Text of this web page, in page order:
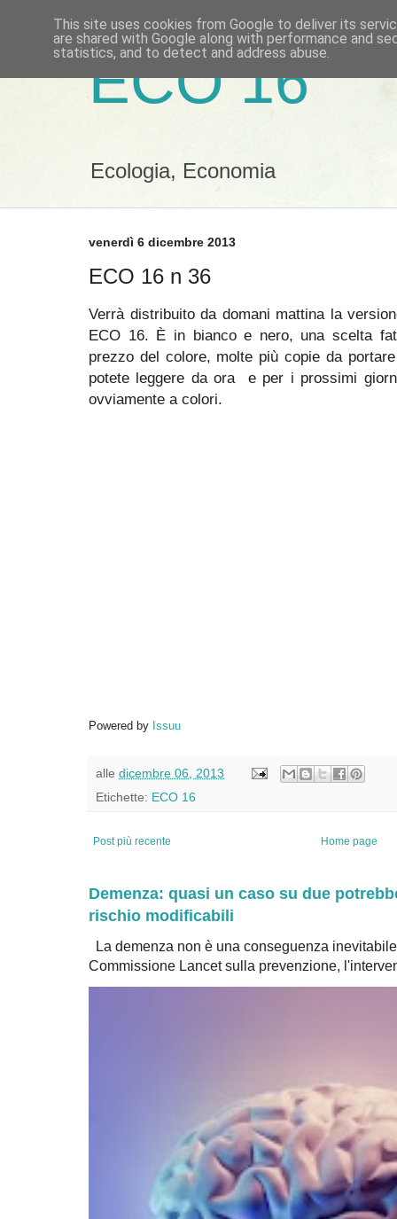
ECO 16
Ecologia, Economia
venerdì 6 dicembre 2013
ECO 16 n 36
Verrà distribuito da domani mattina la
ECO 16. È in bianco e nero, una scelta
prezzo del colore, molte più copie da
potete leggere da ora e per i prossimi
ovviamente a colori.
Powered by Issuu
alle dicembre 06, 2013
Etichette: ECO 16
Post più recente Home page
Demenza: quasi un caso su due
rischio modificabili
La demenza non è una conseguenza
Commissione Lancet sulla prevenzione,
This site uses cookies from Google to deliver its
are shared with Google along with performance and
statistics, and to detect and address abuse.